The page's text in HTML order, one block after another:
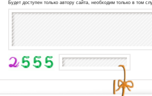
Будет доступен только автору сайта, необходим только в том